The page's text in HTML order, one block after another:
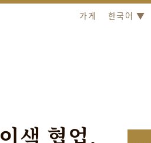
가게 한국어 ▼
이색 협업.